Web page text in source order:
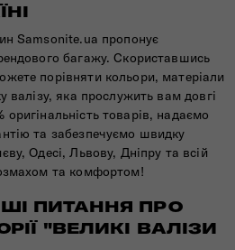
Samsonite.ua пропонує
багажу. Скориставшись
порівняти кольори, матеріали
валізу, яка прослужить вам довгі
товарів, надаємо
та забезпечуємо швидку
Одесі, Львову, Дніпру та всій
та комфортом!
ПИТАННЯ ПРО
"ВЕЛИКІ ВАЛІЗИ